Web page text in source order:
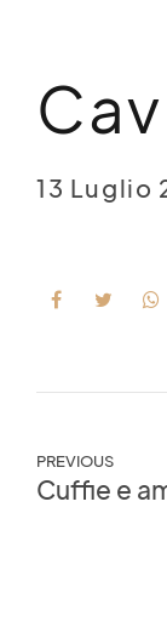
13 Luglio
PREVIOUS
Cuffie e